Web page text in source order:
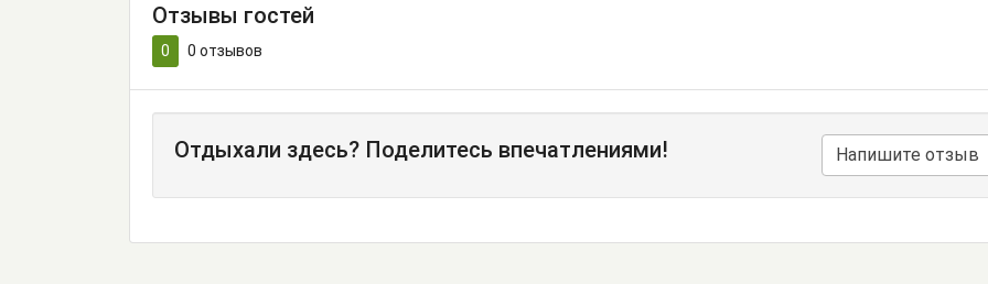
Отзывы гостей
0 0 отзывов
Отдыхали здесь? Поделитесь впечатлениями! Напишите отзыв